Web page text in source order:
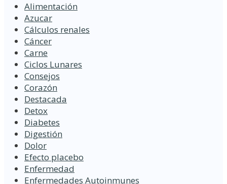
Alimentación
Azucar
Cálculos renales
Cáncer
Carne
Ciclos Lunares
Consejos
Corazón
Destacada
Detox
Diabetes
Digestión
Dolor
Efecto placebo
Enfermedad
Enfermedades Autoinmunes